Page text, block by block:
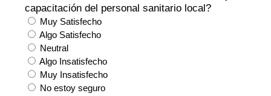
capacitación del personal sanitario local?
Muy Satisfecho
Algo Satisfecho
Neutral
Algo Insatisfecho
Muy Insatisfecho
No estoy seguro
en aqaba
Delincuencia
Calificación del Índice de Criminalidad
(Actual)
Índice de Criminalidad